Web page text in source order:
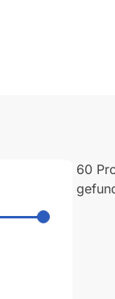
60